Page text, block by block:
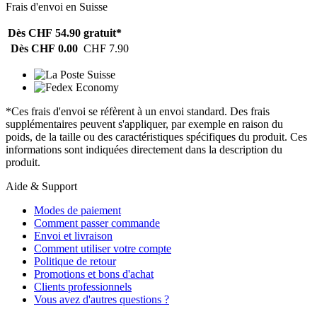
Frais d'envoi en Suisse
Dès CHF 54.90 gratuit*
Dès CHF 0.00 CHF 7.90
*Ces frais d'envoi se réfèrent à un envoi standard. Des frais
supplémentaires peuvent s'appliquer, par exemple en raison du
poids, de la taille ou des caractéristiques spécifiques du produit. Ces
informations sont indiquées directement dans la description du
produit.
Aide & Support
Modes de paiement
Comment passer commande
Envoi et livraison
Comment utiliser votre compte
Politique de retour
Promotions et bons d'achat
Clients professionnels
Vous avez d'autres questions ?